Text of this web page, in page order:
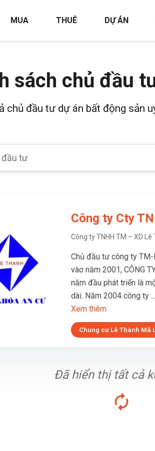
MUA THUÊ DỰ ÁN
sách chủ đầu
chủ đầu tư dự án bất động sản
Công ty Cty
Công ty TNHH TM – XD Lê
Chủ đầu tư công ty
vào năm 2001, CÔNG
năm đầu phát triển là
dài. Năm 2004 công ty ...
Xem thêm
Chung cư Lê Thành Mã
Đã hiển thị tất cả